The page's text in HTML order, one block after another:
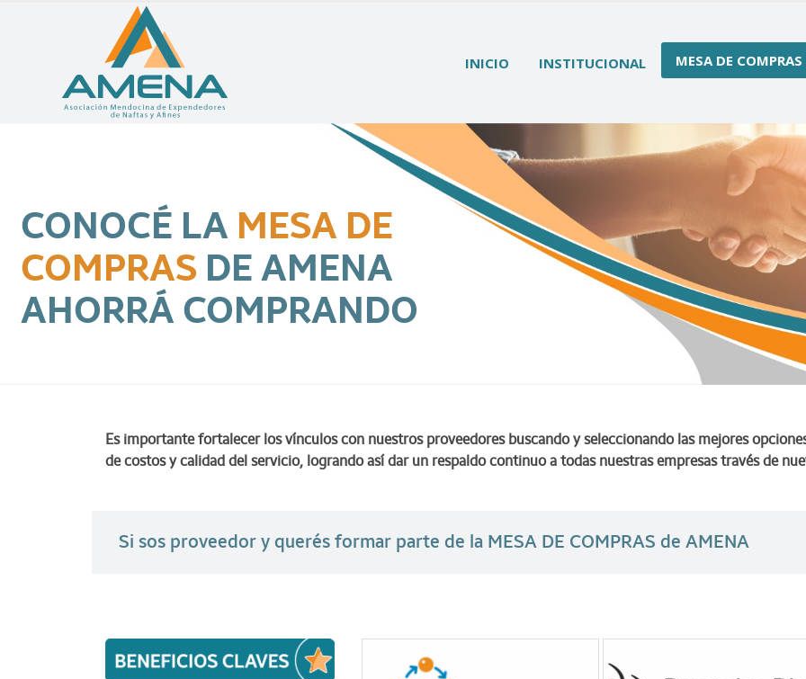
INICIO INSTITUCIONAL MESA DE COMPRAS
CONOCÉ LA MESA DE
COMPRAS DE AMENA
AHORRÁ COMPRANDO
Es importante fortalecer los vínculos con nuestros proveedores buscando y seleccionando las mejores
de costos y calidad del servicio, logrando así dar un respaldo continuo a todas nuestras empresas través de
Si sos proveedor y querés formar parte de la MESA DE COMPRAS de AMENA